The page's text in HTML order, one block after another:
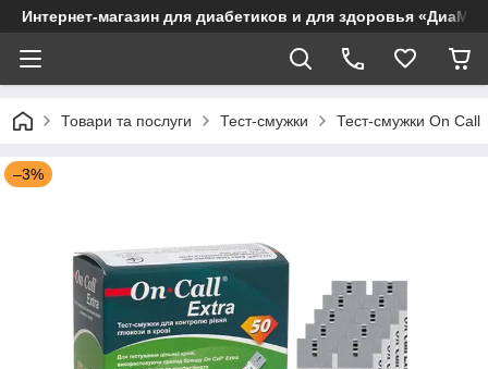
Интернет-магазин для диабетиков и для здоровья
Товари та послуги Тест-смужки Тест-смужки On Call
–3%